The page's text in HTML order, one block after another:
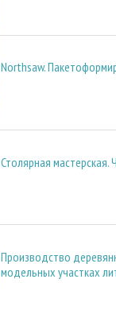
Northsaw.
Столярная мастерская.
Производство
модельных участках